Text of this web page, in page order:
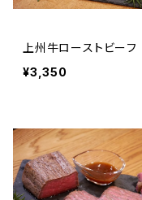
上州牛ローストビーフ
¥3,350